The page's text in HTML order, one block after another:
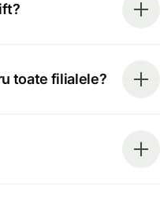
toate filialele?